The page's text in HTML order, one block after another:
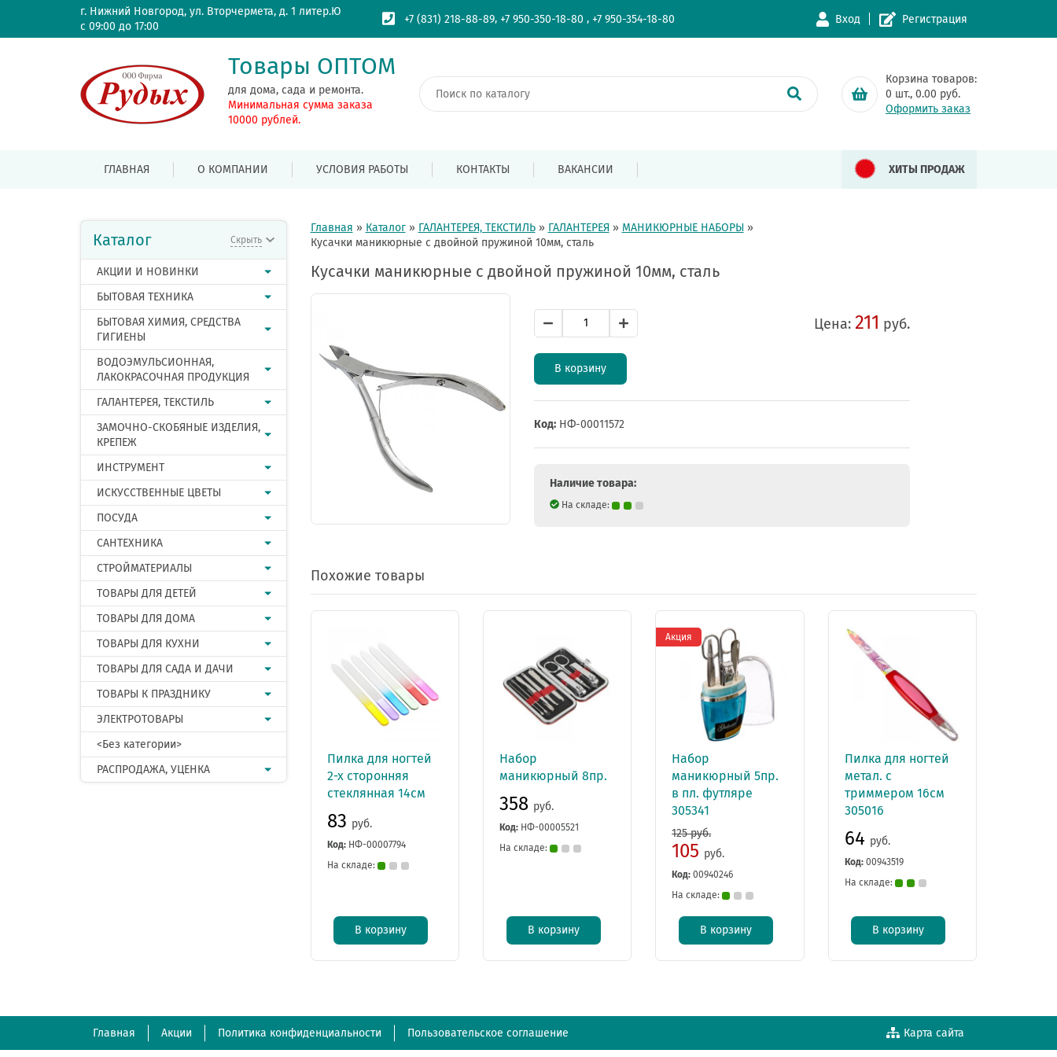
г. Нижний Новгород, ул. Вторчермета, д. 1 литер.Ю
с 09:00 до 17:00
+7 (831) 218-88-89,+7 950-350-18-80 ,+7 950-354-18-80 Вход Регистрация
Товары ОПТОМ
для дома, сада и ремонта.
Минимальная сумма заказа
10000 рублей.
Корзина товаров:
0 шт., 0.00 руб.
Оформить заказ
ГЛАВНАЯ О КОМПАНИИ УСЛОВИЯ РАБОТЫ КОНТАКТЫ ВАКАНСИИ ХИТЫ ПРОДАЖ
Каталог Скрыть
АКЦИИ И НОВИНКИ
БЫТОВАЯ ТЕХНИКА
БЫТОВАЯ ХИМИЯ, СРЕДСТВА
ГИГИЕНЫ
ВОДОЭМУЛЬСИОННАЯ,
ЛАКОКРАСОЧНАЯ ПРОДУКЦИЯ
ГАЛАНТЕРЕЯ, ТЕКСТИЛЬ
ЗАМОЧНО-СКОБЯНЫЕ ИЗДЕЛИЯ,
КРЕПЕЖ
ИНСТРУМЕНТ
ИСКУССТВЕННЫЕ ЦВЕТЫ
ПОСУДА
САНТЕХНИКА
СТРОЙМАТЕРИАЛЫ
ТОВАРЫ ДЛЯ ДЕТЕЙ
ТОВАРЫ ДЛЯ ДОМА
ТОВАРЫ ДЛЯ КУХНИ
ТОВАРЫ ДЛЯ САДА И ДАЧИ
ТОВАРЫ К ПРАЗДНИКУ
ЭЛЕКТРОТОВАРЫ
<Без категории>
РАСПРОДАЖА, УЦЕНКА
Главная » Каталог» ГАЛАНТЕРЕЯ, ТЕКСТИЛЬ» ГАЛАНТЕРЕЯ » МАНИКЮРНЫЕ НАБОРЫ »
Кусачки маникюрные с двойной пружиной 10мм, сталь
Кусачки маникюрные с двойной пружиной 10мм, сталь
Цена: 211 руб.
В корзину
Код:НФ-00011572
Наличие товара:
На складе:
Похожие товары
Пилка для ногтей
2-х сторонняя
стеклянная 14см
83 руб.
Код: НФ-00007794
На складе:
В корзину
Набор
маникюрный 8пр.
358 руб.
Код: НФ-00005521
На складе:
В корзину
Набор
маникюрный 5пр.
в пл. футляре
305341
125 руб.
105 руб.
Код:00940246
На складе:
В корзину
Акция
Пилка для ногтей
метал. с
триммером 16см
305016
64 руб.
Код: 00943519
На складе:
В корзину
Главная Акции Политика конфиденциальности Пользовательское соглашение Карта сайта